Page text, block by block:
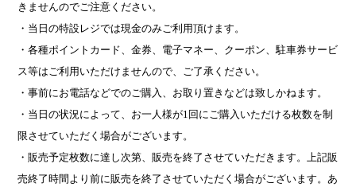
きませんのでご注意ください。
・当日の特設レジでは現金のみご利用頂けます。
・各種ポイントカード、金券、電子マネー、クーポン、駐車券サービ
ス等はご利用いただけませんので、ご了承ください。
・事前にお電話などでのご購入、お取り置きなどは致しかねます。
・当日の状況によって、お一人様が1 回にご購入いただける枚数を制
限させていただく場合がございます。
・販売予定枚数に達し次第、販売を終了させていただきます。上記販
売終了時間より前に販売を終了させていただく場合がございます。あ